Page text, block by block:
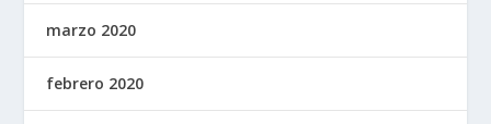
marzo 2020
febrero 2020